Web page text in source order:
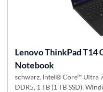
LenovoThinkPad T14
Notebook
schwarz, Intel® Core™ Ultra
DDR5, 1 TB (1 TB SSD),